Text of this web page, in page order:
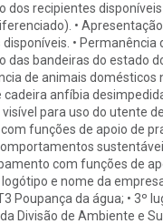
recipientes
•
•
das bandeiras do estado
de animais
anfíbia
para uso do utente
funções de apoio de
com funções de
e nome da
Poupança da água; • 3º
Divisão de Ambiente e